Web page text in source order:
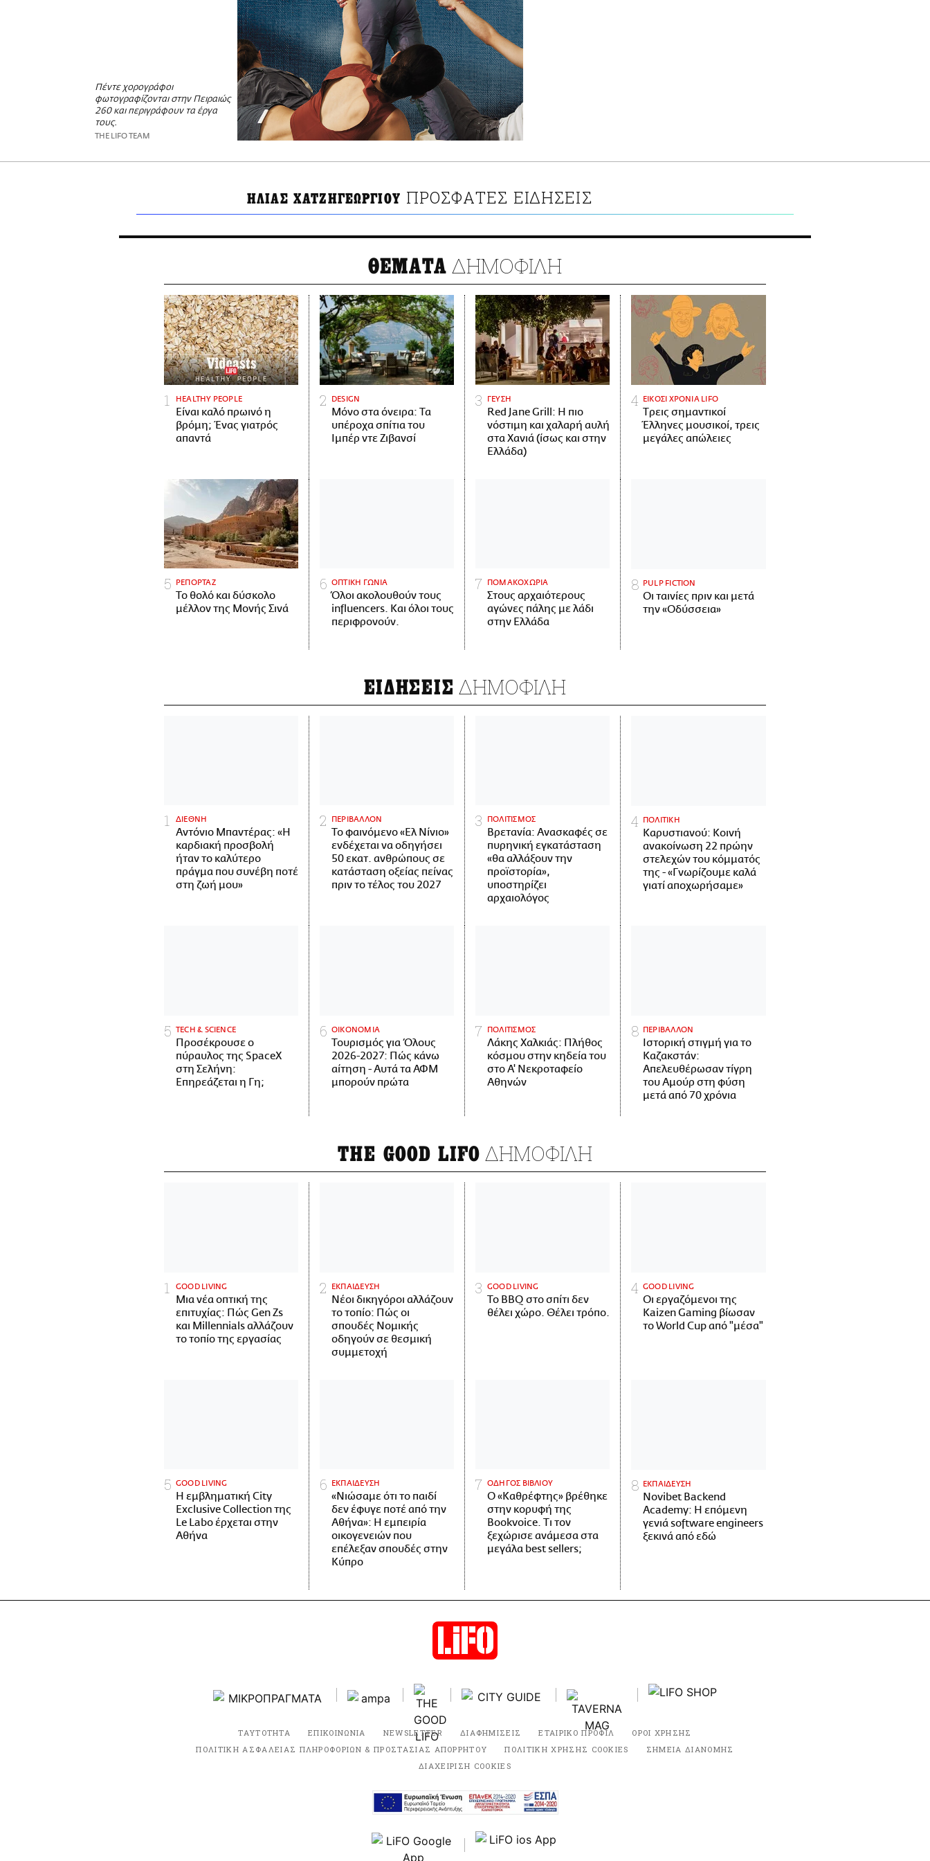
Πέντε χορογράφοι
φωτογραφίζονται στην Πειραιώς
260 και περιγράφουν τα έργα
τους.
THE LIFO TEAM
ΗΛΙΑΣ ΧΑΤΖΗΓΕΩΡΓΙΟΥ ΠΡΟΣΦΑΤΕΣ ΕΙΔΗΣΕΙΣ
ΘΕΜΑΤΑ ΔΗΜΟΦΙΛΗ
HEALTHY PEOPLE
Είναι καλό πρωινό η
βρόμη; Ένας γιατρός
απαντά
DESIGN
Μόνο στα όνειρα: Τα
υπέροχα σπίτια του
Ιμπέρ ντε Ζιβανσί
ΓΕΥΣΗ
Red Jane Grill: Η πιο
νόστιμη και χαλαρή αυλή
στα Χανιά (ίσως και στην
Ελλάδα)
ΕΙΚΟΣΙ ΧΡΟΝΙΑ LIFO
Tρεις σημαντικοί
Έλληνες μουσικοί, τρεις
μεγάλες απώλειες
ΡΕΠΟΡΤΑΖ
Το θολό και δύσκολο
μέλλον της Μονής Σινά
ΟΠΤΙΚΗ ΓΩΝΙΑ
Όλοι ακολουθούν τους
influencers. Και όλοι τους
περιφρονούν.
ΠΟΜΑΚΟΧΩΡΙΑ
Στους αρχαιότερους
αγώνες πάλης με λάδι
στην Ελλάδα
PULP FICTION
Οι ταινίες πριν και μετά
την «Οδύσσεια»
ΕΙΔΗΣΕΙΣ ΔΗΜΟΦΙΛΗ
ΔΙΕΘΝΗ
Αντόνιο Μπαντέρας: «Η
καρδιακή προσβολή
ήταν το καλύτερο
πράγμα που συνέβη ποτέ
στη ζωή μου»
ΠΕΡΙΒΑΛΛΟΝ
Το φαινόμενο «Ελ Νίνιο»
ενδέχεται να οδηγήσει
50 εκατ. ανθρώπους σε
κατάσταση οξείας πείνας
πριν το τέλος του 2027
ΠΟΛΙΤΙΣΜΟΣ
Βρετανία: Ανασκαφές σε
πυρηνική εγκατάσταση
«θα αλλάξουν την
προϊστορία»,
υποστηρίζει
αρχαιολόγος
ΠΟΛΙΤΙΚΗ
Καρυστιανού: Κοινή
ανακοίνωση 22 πρώην
στελεχών του κόμματός
της - «Γνωρίζουμε καλά
γιατί αποχωρήσαμε»
ΤECH & SCIENCE
Προσέκρουσε ο
πύραυλος της SpaceX
στη Σελήνη:
Επηρεάζεται η Γη;
ΟΙΚΟΝΟΜΙΑ
Τουρισμός για Όλους
2026-2027: Πώς κάνω
αίτηση - Αυτά τα ΑΦΜ
μπορούν πρώτα
ΠΟΛΙΤΙΣΜΟΣ
Λάκης Χαλκιάς: Πλήθος
κόσμου στην κηδεία του
στο Α' Νεκροταφείο
Αθηνών
ΠΕΡΙΒΑΛΛΟΝ
Ιστορική στιγμή για το
Καζακστάν:
Απελευθέρωσαν τίγρη
του Αμούρ στη φύση
μετά από 70 χρόνια
THE GOOD LIFO ΔΗΜΟΦΙΛΗ
GOOD LIVING
Μια νέα οπτική της
επιτυχίας: Πώς Gen Zs
και Millennials αλλάζουν
το τοπίο της εργασίας
ΕΚΠΑΙΔΕΥΣΗ
Νέοι δικηγόροι αλλάζουν
το τοπίο: Πώς οι
σπουδές Νομικής
οδηγούν σε θεσμική
συμμετοχή
GOOD LIVING
Το BBQ στο σπίτι δεν
θέλει χώρο. Θέλει τρόπο.
GOOD LIVING
Οι εργαζόμενοι της
Kaizen Gaming βίωσαν
το World Cup από "μέσα"
GOOD LIVING
Η εμβληματική City
Exclusive Collection της
Le Labo έρχεται στην
Αθήνα
ΕΚΠΑΙΔΕΥΣΗ
«Νιώσαμε ότι το παιδί
δεν έφυγε ποτέ από την
Αθήνα»: Η εμπειρία
οικογενειών που
επέλεξαν σπουδές στην
Κύπρο
ΟΔΗΓΟΣ ΒΙΒΛΙΟΥ
Ο «Καθρέφτης» βρέθηκε
στην κορυφή της
Bookvoice. Τι τον
ξεχώρισε ανάμεσα στα
μεγάλα best sellers;
ΕΚΠΑΙΔΕΥΣΗ
Novibet Backend
Academy: Η επόμενη
γενιά software engineers
ξεκινά από εδώ
ΤΑΥΤΟΤΗΤΑ ΕΠΙΚΟΙΝΩΝΙΑ NEWSLETTER ΔΙΑΦΗΜΙΣΕΙΣ ΕΤΑΙΡΙΚΟ ΠΡΟΦΙΛ
ΟΡΟΙ ΧΡΗΣΗΣ
ΠΟΛΙΤΙΚΗ ΑΣΦΑΛΕΙΑΣ ΠΛΗΡΟΦΟΡΙΩΝ & ΠΡΟΣΤΑΣΙΑΣ ΑΠΟΡΡΗΤΟΥ
ΠΟΛΙΤΙΚΗ ΧΡΗΣΗΣ COOKIES
ΣΗΜΕΙΑ ΔΙΑΝΟΜΗΣ
ΔΙΑΧΕΙΡΙΣΗ COOKIES